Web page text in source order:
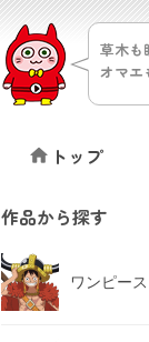
草木も
オマエ
トップ
作品から探す
ワンピース